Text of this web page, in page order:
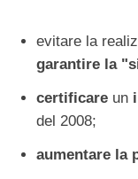
evitare la
garantire la
certificare un
del 2008;
aumentare la